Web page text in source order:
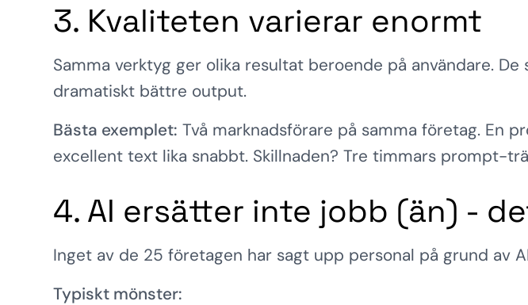
3. Kvaliteten varierar enormt
Samma verktyg ger olika resultat beroende på användare.
dramatiskt bättre output.
Bästa exemplet: Två marknadsförare på samma företag. En
excellent text lika snabbt. Skillnaden? Tre timmars prompt-
4. AI ersätter inte jobb (än) -
Inget av de 25 företagen har sagt upp personal på grund av
Typiskt mönster: